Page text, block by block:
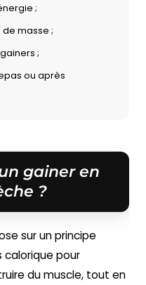
;
masse ;
;
ou après
gainer en
?
sur un principe
calorique pour
du muscle, tout en